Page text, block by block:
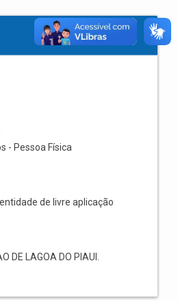
- Pessoa Física
de livre aplicação
DE LAGOA DO PIAUI.